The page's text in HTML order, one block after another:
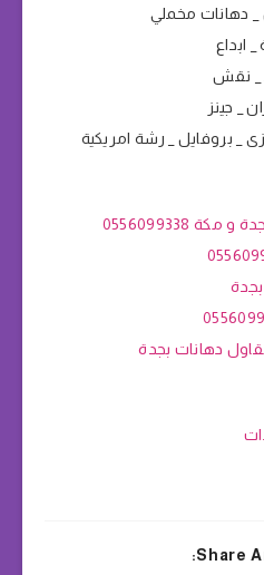
_ دهانات مخملي
ابداع
_ نقش
_ جينز
_ بروفايل _ رشة امريكية
0556099338
دهانات بجدة
Share